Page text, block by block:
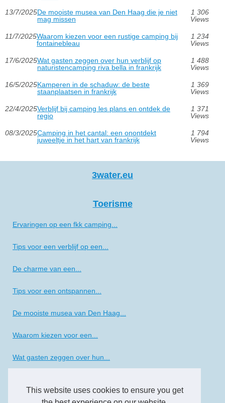
This website uses cookies to ensure you get
13/7/2025De mooiste musea van Den Haag die je niet
mag missen
1 306
Views
11/7/2025Waarom kiezen voor een rustige camping bij
fontainebleau
1 234
Views
17/6/2025Wat gasten zeggen over hun verblijf op
naturistencamping riva bella in frankrijk
1 488
Views
16/5/2025Kamperen in de schaduw: de beste
staanplaatsen in frankrijk
1 369
Views
22/4/2025Verblijf bij camping les plans en ontdek de
regio
1 371
Views
08/3/2025Camping in het cantal: een onontdekt
juweeltje in het hart van frankrijk
1 794
Views
3water.eu
Toerisme
Ervaringen op een fkk camping...
Tips voor een verblijf op een...
De charme van een...
Tips voor een ontspannen...
De mooiste musea van Den Haag...
Waarom kiezen voor een...
Wat gasten zeggen over hun...